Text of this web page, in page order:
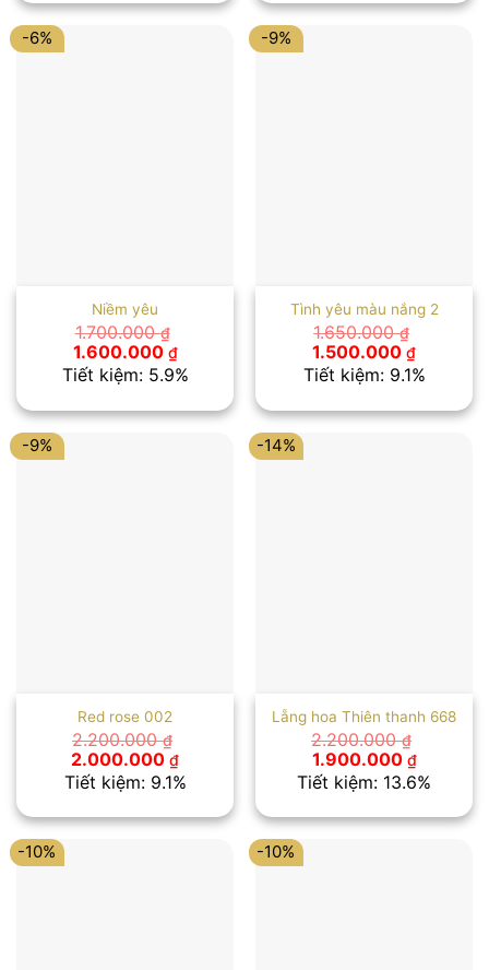
1.750.000 ₫.
-6%
Niềm yêu
1.700.000₫
Giá
gốc
là:
1.600.000 ₫Giá
hiện
tại
1.600.000 ₫.
Tiết kiệm: 5.9%
-9%
Tình yêu màu nắng 2
1.650.000₫
Giá
gốc
là:
1.500.000 ₫Giá
hiện
tại
Tiết kiệm: 9.1%
-9%
Red rose 002
2.200.000₫
Giá
gốc
là:
2.000.000 ₫Giá
hiện
tại
2.000.000 ₫.
Tiết kiệm: 9.1%
-14%
Lẵng hoa Thiên thanh 668
2.200.000₫
Giá
gốc
là:
1.900.000 ₫Giá
hiện
tại
Tiết kiệm: 13.6%
-10% -10%